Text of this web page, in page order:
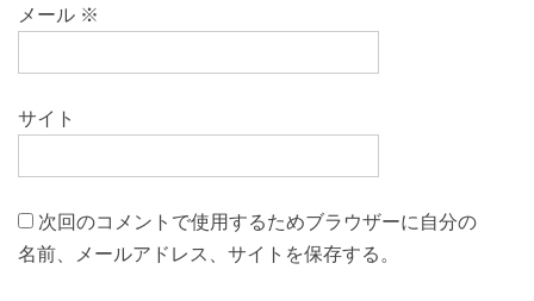
メール ※
サイト
次回のコメントで使用するためブラウザーに自分の
名前、メールアドレス、サイトを保存する。